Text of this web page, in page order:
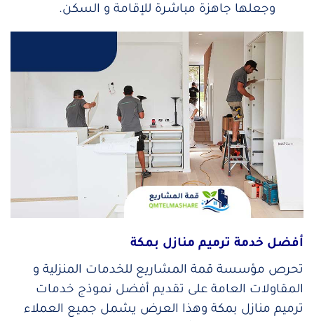
وجعلها جاهزة مباشرة للإقامة و السكن.
أفضل خدمة ترميم منازل بمكة
تحرص مؤسسة قمة المشاريع للخدمات المنزلية و
المقاولات العامة على تقديم أفضل نموذج خدمات
ترميم منازل بمكة وهذا العرض يشمل جميع العملاء